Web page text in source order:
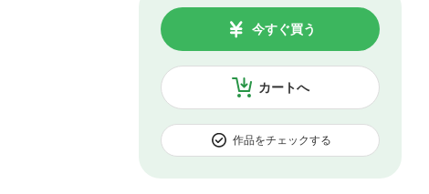
カートへ
今すぐ買う
作品をチェックする